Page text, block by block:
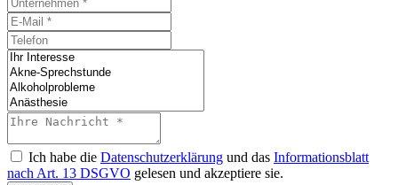
Ich habe die Datenschutzerklärung und das Informationsblatt
nach Art. 13 DSGVO gelesen und akzeptiere sie.